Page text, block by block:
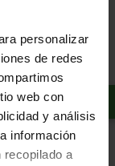
personalizar
de redes
web con
y análisis
información
recopilado a